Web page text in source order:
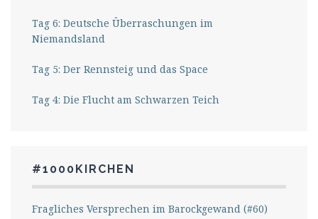
Tag 6: Deutsche Überraschungen im
Niemandsland
Tag 5: Der Rennsteig und das Space
Tag 4: Die Flucht am Schwarzen Teich
#1000KIRCHEN
Fragliches Versprechen im Barockgewand (#60)